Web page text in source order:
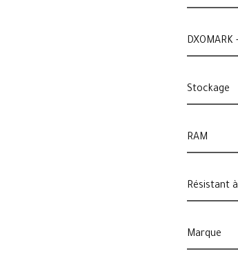
DXOMARK
Stockage
RAM
Résistant
Marque